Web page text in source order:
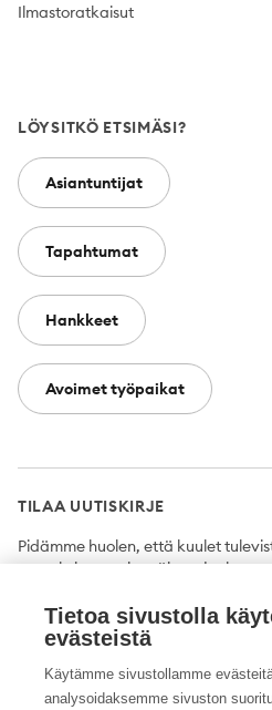
Ilmastoratkaisut
LÖYSITKÖ ETSIMÄSI?
Asiantuntijat
Tapahtumat
Hankkeet
Avoimet työpaikat
TILAA UUTISKIRJE
Pidämme huolen, että kuulet
uutuuksista ensimmäisten joukossa.
Tilaa
Tietoa sivustolla
evästeistä
Käytämme sivustollamme
analysoidaksemme sivuston